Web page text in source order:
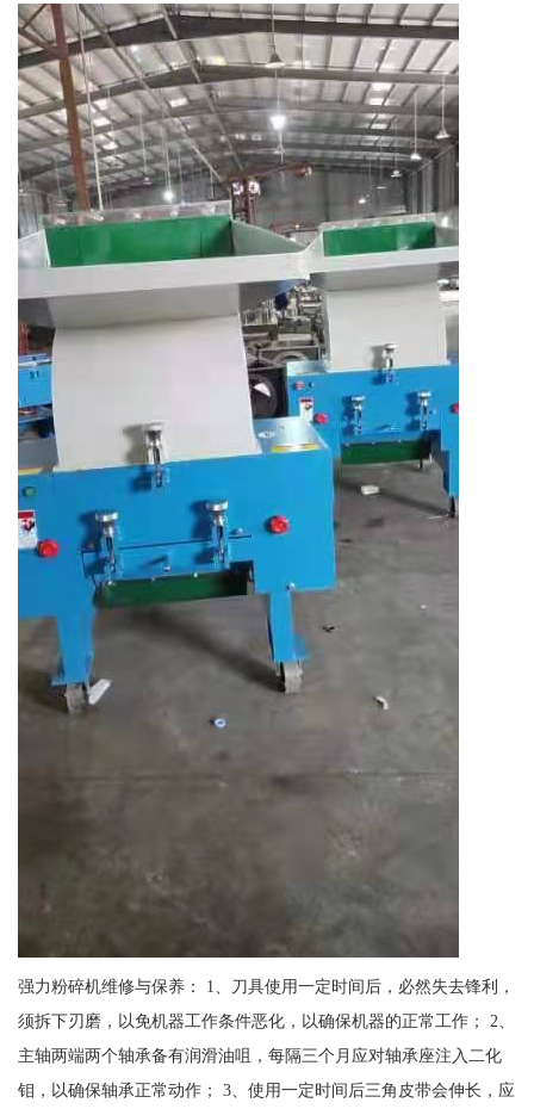
强力粉碎机维修与保养： 1、刀具使用一定时间后，必然失去锋利，
须拆下刃磨，以免机器工作条件恶化，以确保机器的正常工作； 2、
主轴两端两个轴承备有润滑油咀，每隔三个月应对轴承座注入二化
钼，以确保轴承正常动作； 3、使用一定时间后三角皮带会伸长，应